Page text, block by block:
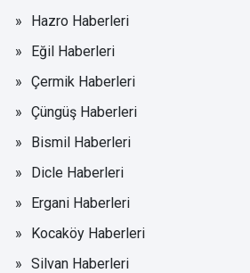
Hazro Haberleri
Eğil Haberleri
Çermik Haberleri
Çüngüş Haberleri
Bismil Haberleri
Dicle Haberleri
Ergani Haberleri
Kocaköy Haberleri
Silvan Haberleri